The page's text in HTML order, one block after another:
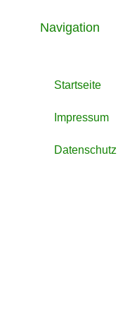
Navigation
Startseite
Impressum
Datenschutz